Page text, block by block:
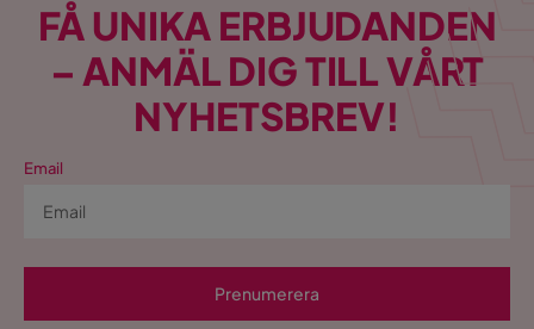
FÅ UNIKA ERBJUDANDEN
– ANMÄL DIG TILL VÅRT
NYHETSBREV!
Email
Prenumerera